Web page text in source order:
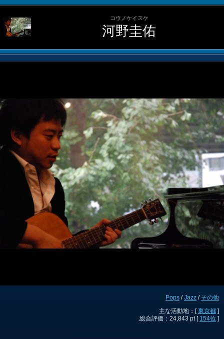
コウノケイスケ
河野圭佑
Pops /Jazz / その他
主な活動地：[東京都 ]
総合評価：24,843 pt [ 154位 ]